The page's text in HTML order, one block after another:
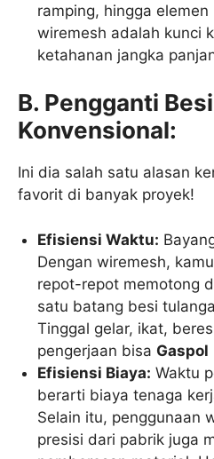
ramping, hingga elemen
wiremesh adalah kunci
ketahanan jangka
B. Pengganti
Konvensional:
Ini dia salah satu alasan
favorit di banyak proyek!
Efisiensi Waktu:
Dengan wiremesh,
repot-repot memotong
satu batang besi
Tinggal gelar, ikat,
pengerjaan bisa Gaspol
Efisiensi Biaya: Waktu
berarti biaya tenaga
Selain itu, penggunaan
presisi dari pabrik juga